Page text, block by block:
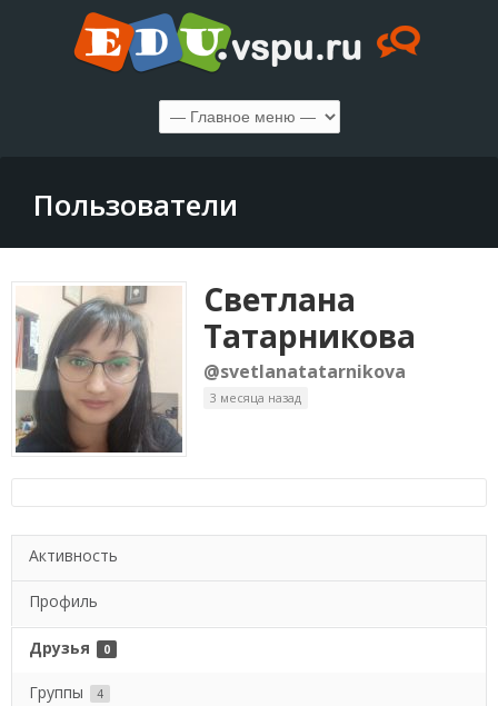
Пользователи
Светлана
Татарникова
@svetlanatatarnikova
3 месяца назад
Активность
Профиль
Друзья 0
Группы 4